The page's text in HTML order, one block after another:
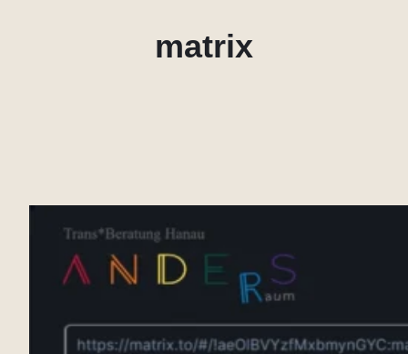
matrix